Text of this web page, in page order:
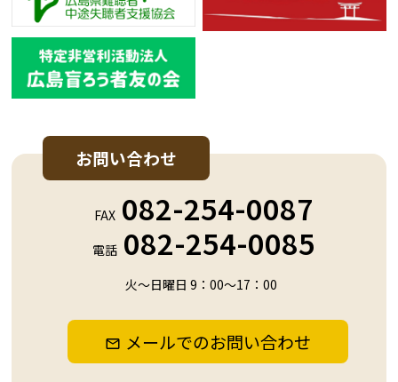
お問い合わせ
FAX 082-254-0087
電話 082-254-0085
火～日曜日 9：00～17：00
メールでのお問い合わせ